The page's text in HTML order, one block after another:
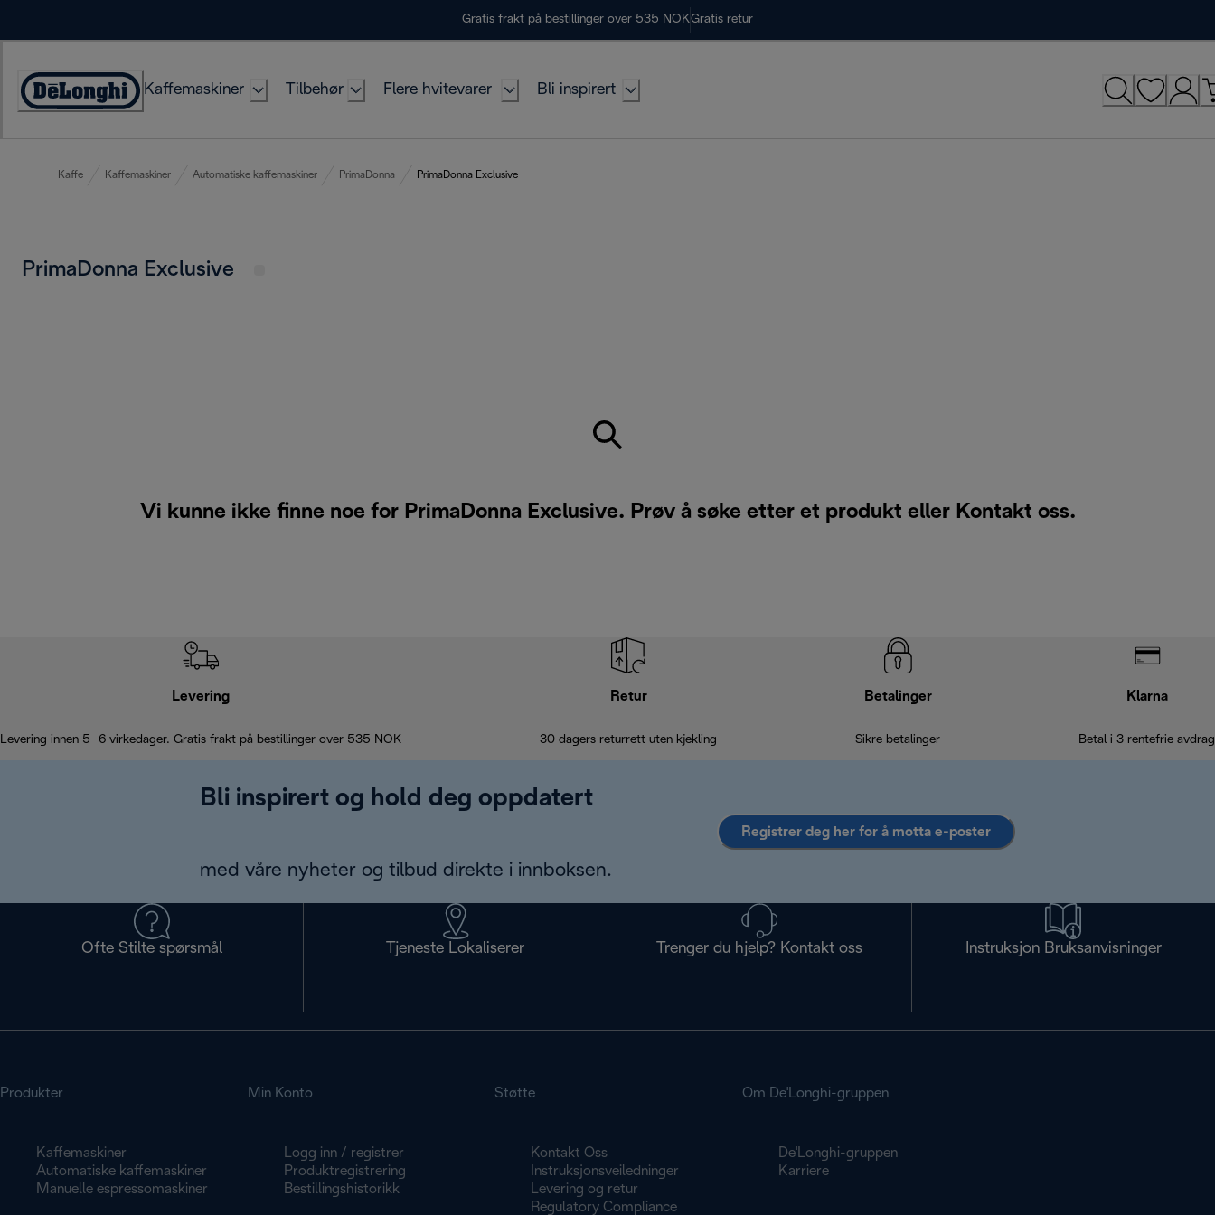
Gratis frakt på bestillinger over 535 NOKGratis retur
Accessibility
Kaffemaskiner Tilbehør Flere hvitevarer Bli inspirert
Kaffe Kaffemaskiner Automatiske kaffemaskiner PrimaDonna PrimaDonna Exclusive
PrimaDonna Exclusive
Vi kunne ikke finne noe for PrimaDonna Exclusive. Prøv å søke etter et produkt eller Kontakt oss.
Levering
Levering innen 5–6 virkedager. Gratis frakt på bestillinger over 535 NOK
Retur
30 dagers returrett uten kjekling
Betalinger
Sikre betalinger
Klarna
Betal i 3 rentefrie avdrag
Bli inspirert og hold deg oppdatert
med våre nyheter og tilbud direkte i innboksen.
Registrer deg her for å motta e-poster
Ofte Stilte spørsmål Tjeneste Lokaliserer Trenger du hjelp? Kontakt oss Instruksjon Bruksanvisninger
Produkter
Kaffemaskiner
Automatiske kaffemaskiner
Manuelle espressomaskiner
Min Konto
Logg inn / registrer
Produktregistrering
Bestillingshistorikk
Støtte
Kontakt Oss
Instruksjonsveiledninger
Levering og retur
Regulatory Compliance
Om De'Longhi-gruppen
De'Longhi-gruppen
Karriere